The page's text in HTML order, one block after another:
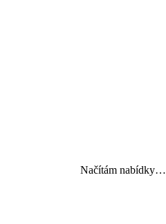
Načítám nabídky…